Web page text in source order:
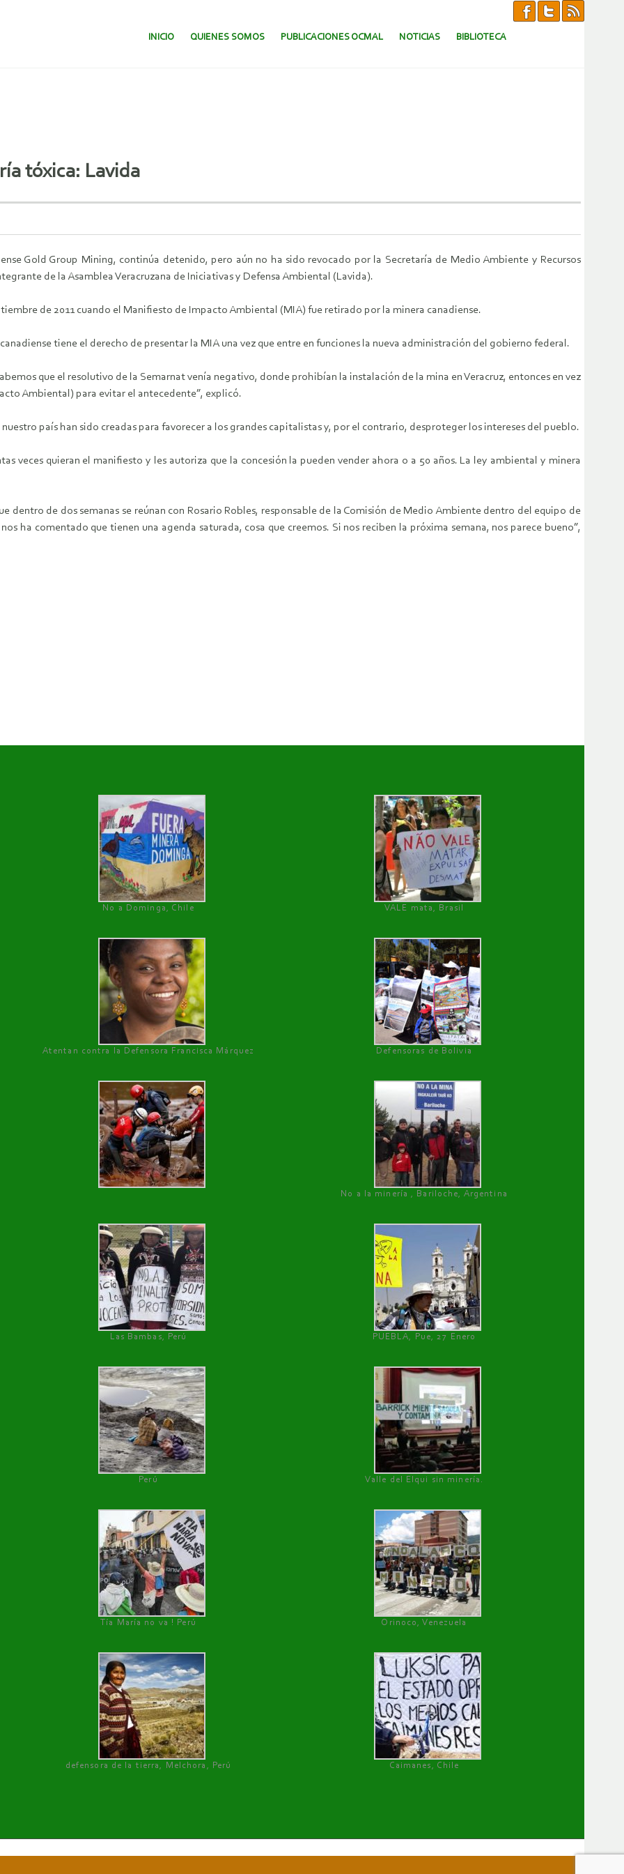
SALTAR AL CONTENIDO.
INICIO QUIENES SOMOS PUBLICACIONES OCMAL NOTICIAS BIBLIOTECA
tóxica: Lavida
Gold Group Mining, continúa detenido, pero aún no ha sido revocado por la Secretaría de Medio Ambiente y Recursos
de la Asamblea Veracruzana de Iniciativas y Defensa Ambiental (Lavida).
de 2011 cuando el Manifiesto de Impacto Ambiental (MIA) fue retirado por la minera canadiense.
tiene el derecho de presentar la MIA una vez que entre en funciones la nueva administración del gobierno federal.
que el resolutivo de la Semarnat venía negativo, donde prohibían la instalación de la mina en Veracruz, entonces en vez
Ambiental) para evitar el antecedente”, explicó.
país han sido creadas para favorecer a los grandes capitalistas y, por el contrario, desproteger los intereses del pueblo.
veces quieran el manifiesto y les autoriza que la concesión la pueden vender ahora o a 50 años. La ley ambiental y minera
dentro de dos semanas se reúnan con Rosario Robles, responsable de la Comisión de Medio Ambiente dentro del equipo de
ha comentado que tienen una agenda saturada, cosa que creemos. Si nos reciben la próxima semana, nos parece bueno”,
No a Dominga, Chile
VALE mata, Brasil
Atentan contra la Defensora Francisca Márquez Defensoras de Bolivia
No a la minería , Bariloche, Argentina
Las Bambas, Perú PUEBLA, Pue, 27 Enero
Perú Valle del Elqui sin minería.
Tía María no va ! Perú Orinoco, Venezuela
defensora de la tierra, Melchora, Perú Caimanes, Chile